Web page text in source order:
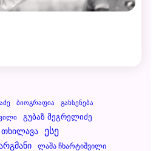
Ბიოგრაფია
Გახსენება
Გუბაზ Მეგრელიძე
Თხილავა Ესე
Ლაშა Ჩხარტიშვილი